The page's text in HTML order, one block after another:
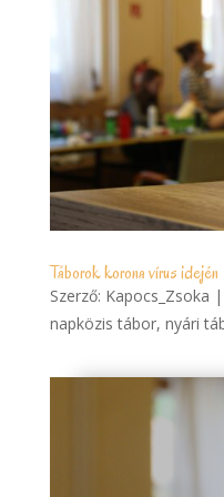
Táborok korona vírus idején
Szerző: Kapocs_Zsoka |
napközis tábor, nyári